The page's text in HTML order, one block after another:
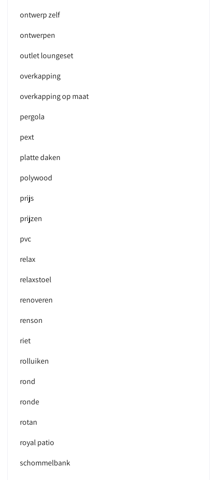
ontwerp zelf
ontwerpen
outlet loungeset
overkapping
overkapping op maat
pergola
pext
platte daken
polywood
prijs
prijzen
pvc
relax
relaxstoel
renoveren
renson
riet
rolluiken
rond
ronde
rotan
royal patio
schommelbank